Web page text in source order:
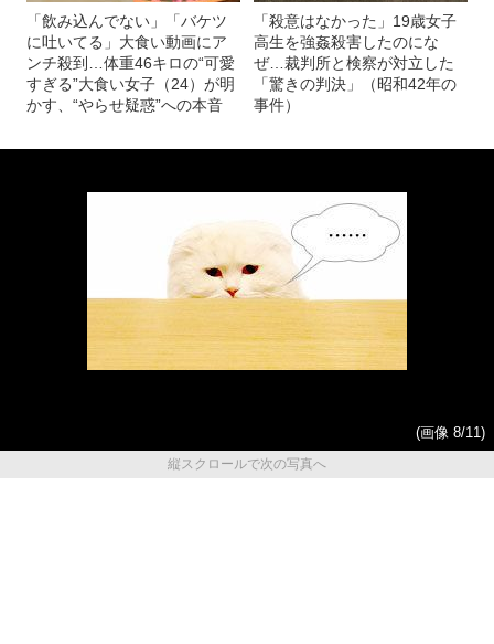
「飲み込んでない」「バケツ
に吐いてる」大食い動画にア
ンチ殺到…体重46キロの“可愛
すぎる”大食い女子（24）が明
かす、“やらせ疑惑”への本音
「殺意はなかった」19歳女子
高生を強姦殺害したのにな
ぜ…裁判所と検察が対立した
「驚きの判決」（昭和42年の
事件）
(画像 8/11)
縦スクロールで次の写真へ